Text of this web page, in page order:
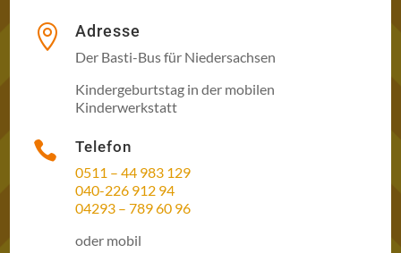
 Adresse
Der Basti-Bus für Niedersachsen
Kindergeburtstag in der mobilen
Kinderwerkstatt
 Telefon
0511 – 44 983 129
040-226 912 94
04293 – 789 60 96
oder mobil